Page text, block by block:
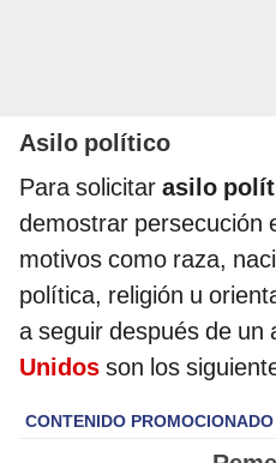
Asilo político
Para solicitar asilo
demostrar persecución
motivos como raza,
política, religión u
a seguir después de un
Unidos son los